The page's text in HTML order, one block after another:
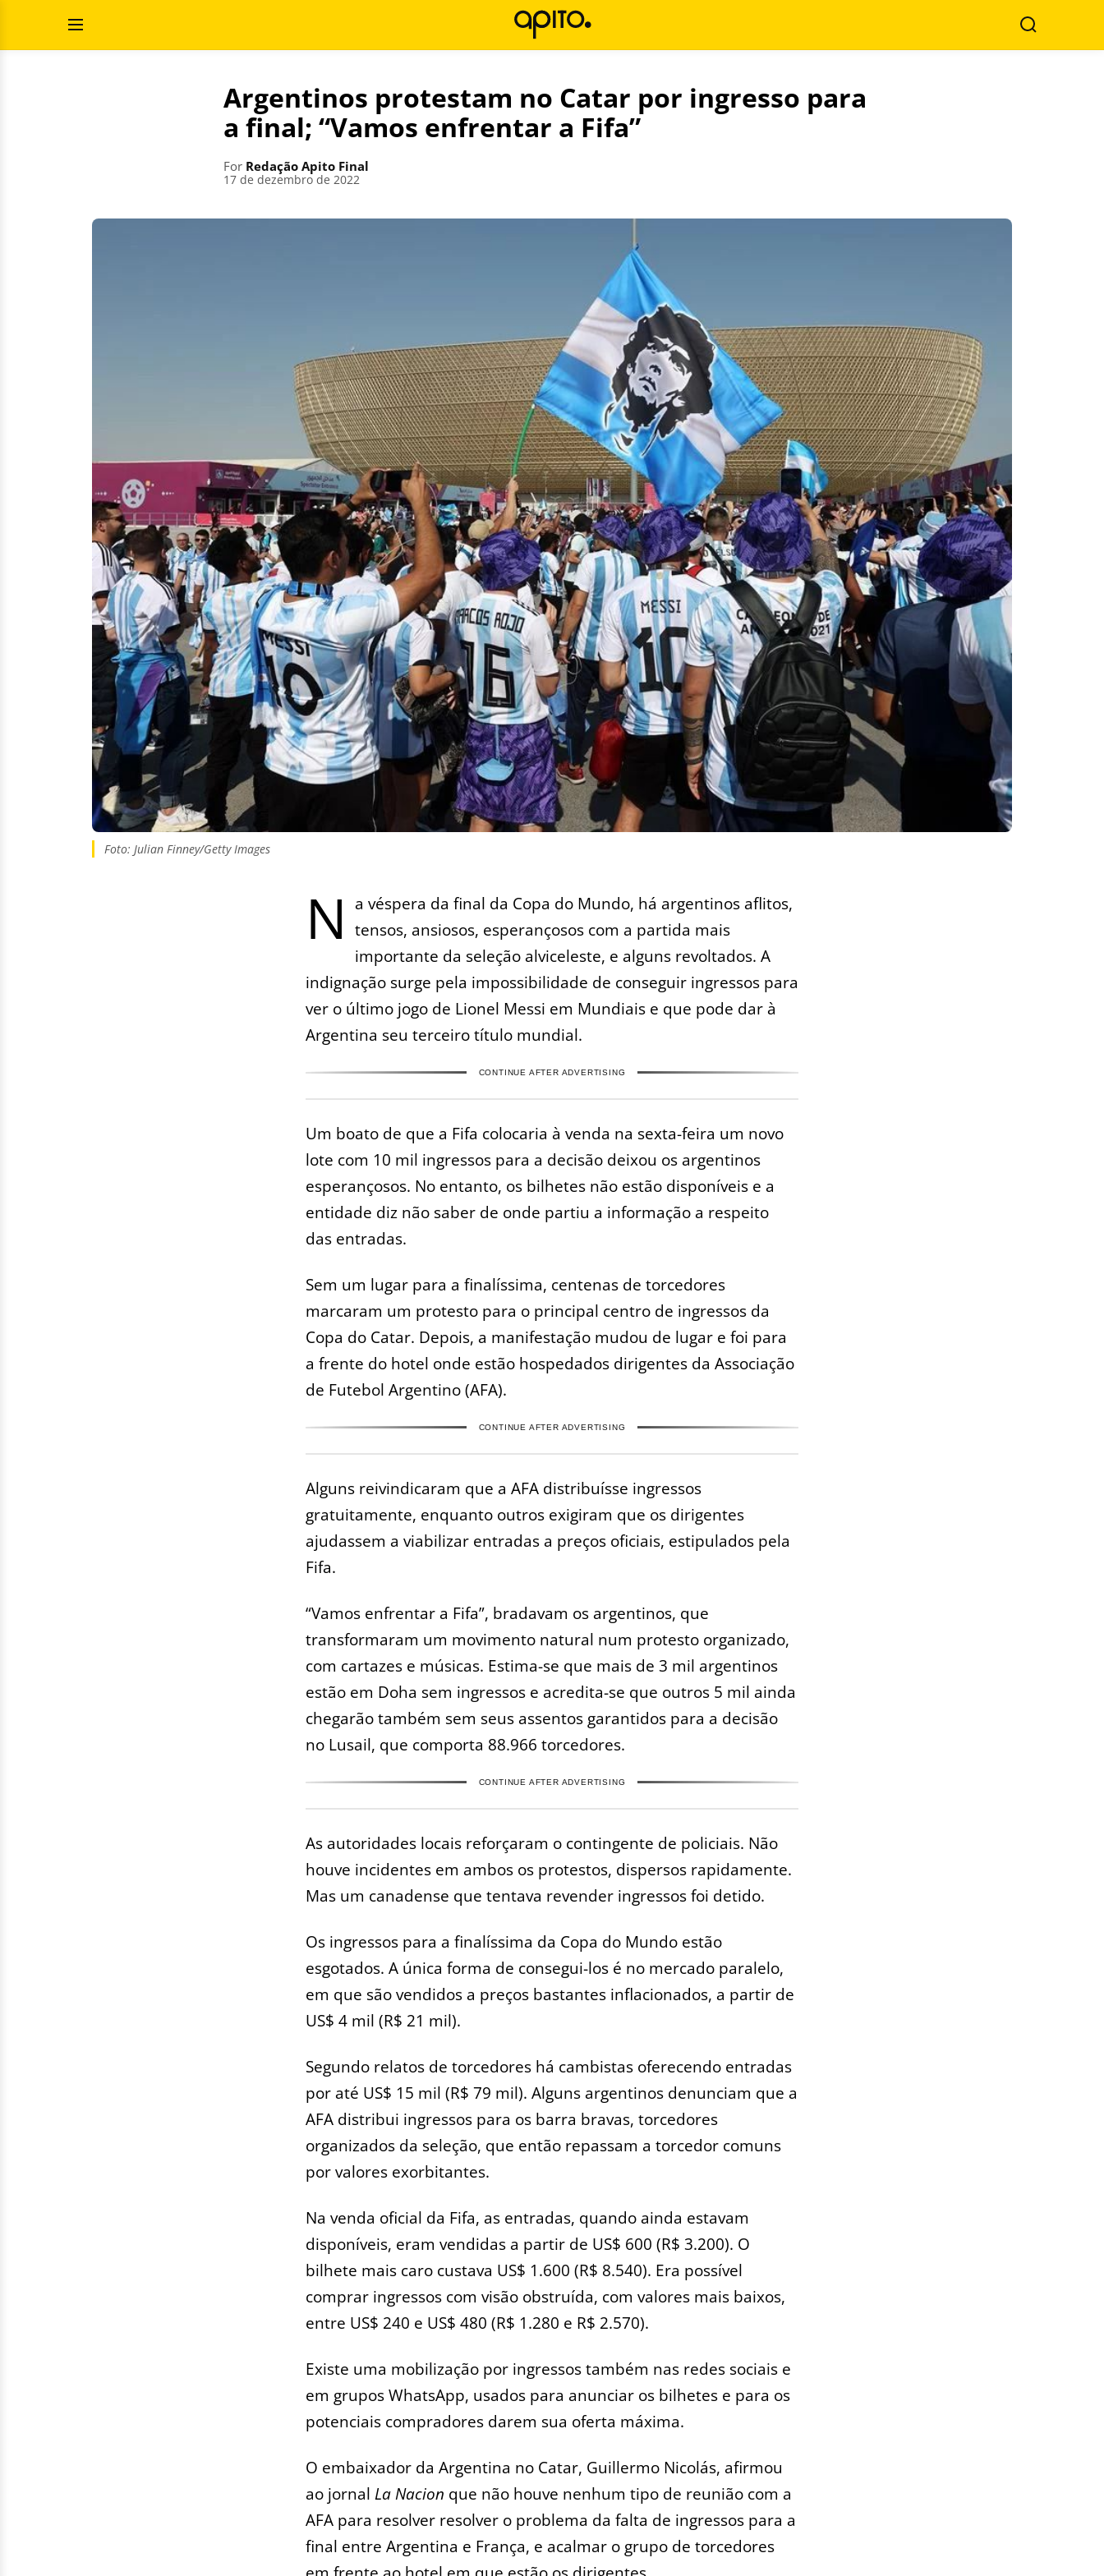
Open
Menu
Search
Argentinos protestam no Catar por ingresso para
a final; “Vamos enfrentar a Fifa”
For Redação Apito Final
17 de dezembro de 2022
Foto: Julian Finney/Getty Images
N
a véspera da final da Copa do Mundo, há argentinos aflitos,
tensos, ansiosos, esperançosos com a partida mais
importante da seleção alviceleste, e alguns revoltados. A
indignação surge pela impossibilidade de conseguir ingressos para
ver o último jogo de Lionel Messi em Mundiais e que pode dar à
Argentina seu terceiro título mundial.
CONTINUE AFTER ADVERTISING
Um boato de que a Fifa colocaria à venda na sexta-feira um novo
lote com 10 mil ingressos para a decisão deixou os argentinos
esperançosos. No entanto, os bilhetes não estão disponíveis e a
entidade diz não saber de onde partiu a informação a respeito
das entradas.
Sem um lugar para a finalíssima, centenas de torcedores
marcaram um protesto para o principal centro de ingressos da
Copa do Catar. Depois, a manifestação mudou de lugar e foi para
a frente do hotel onde estão hospedados dirigentes da Associação
de Futebol Argentino (AFA).
CONTINUE AFTER ADVERTISING
Alguns reivindicaram que a AFA distribuísse ingressos
gratuitamente, enquanto outros exigiram que os dirigentes
ajudassem a viabilizar entradas a preços oficiais, estipulados pela
Fifa.
“Vamos enfrentar a Fifa”, bradavam os argentinos, que
transformaram um movimento natural num protesto organizado,
com cartazes e músicas. Estima-se que mais de 3 mil argentinos
estão em Doha sem ingressos e acredita-se que outros 5 mil ainda
chegarão também sem seus assentos garantidos para a decisão
no Lusail, que comporta 88.966 torcedores.
CONTINUE AFTER ADVERTISING
As autoridades locais reforçaram o contingente de policiais. Não
houve incidentes em ambos os protestos, dispersos rapidamente.
Mas um canadense que tentava revender ingressos foi detido.
Os ingressos para a finalíssima da Copa do Mundo estão
esgotados. A única forma de consegui-los é no mercado paralelo,
em que são vendidos a preços bastantes inflacionados, a partir de
US$ 4 mil (R$ 21 mil).
Segundo relatos de torcedores há cambistas oferecendo entradas
por até US$ 15 mil (R$ 79 mil). Alguns argentinos denunciam que a
AFA distribui ingressos para os barra bravas, torcedores
organizados da seleção, que então repassam a torcedor comuns
por valores exorbitantes.
Na venda oficial da Fifa, as entradas, quando ainda estavam
disponíveis, eram vendidas a partir de US$ 600 (R$ 3.200). O
bilhete mais caro custava US$ 1.600 (R$ 8.540). Era possível
comprar ingressos com visão obstruída, com valores mais baixos,
entre US$ 240 e US$ 480 (R$ 1.280 e R$ 2.570).
Existe uma mobilização por ingressos também nas redes sociais e
em grupos WhatsApp, usados para anunciar os bilhetes e para os
potenciais compradores darem sua oferta máxima.
O embaixador da Argentina no Catar, Guillermo Nicolás, afirmou
ao jornal La Nacion que não houve nenhum tipo de reunião com a
AFA para resolver resolver o problema da falta de ingressos para a
final entre Argentina e França, e acalmar o grupo de torcedores